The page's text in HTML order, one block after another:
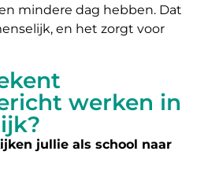
mindere dag hebben. Dat
en het zorgt voor
werken in
jullie als school naar